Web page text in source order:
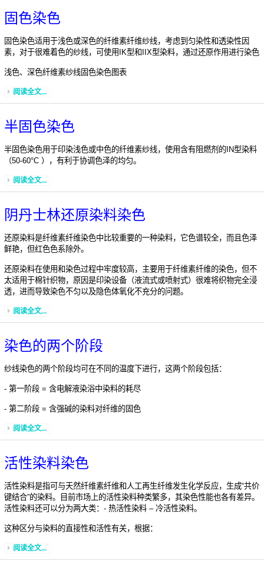
固色染色
固色染色适用于浅色或深色的纤维素纤维纱线，考虑到匀染性和透染性因
素，对于很难着色的纱线，可使用IK型和IIX型染料，通过还原作用进行染色
浅色、深色纤维素纱线固色染色图表
阅读全文...
半固色染色
半固色染色用于印染浅色或中色的纤维素纱线，使用含有阻燃剂的IN型染料
（50-60°C ），有利于协调色泽的均匀。
阅读全文...
阴丹士林还原染料染色
还原染料是纤维素纤维染色中比较重要的一种染料，它色谱较全，而且色泽
鲜艳，但红色色系除外。
还原染料在使用和染色过程中牢度较高，主要用于纤维素纤维的染色，但不
太适用于棉针织物，原因是印染设备（液流式或喷射式）很难将织物完全浸
透，进而导致染色不匀以及隐色体氧化不充分的问题。
阅读全文...
染色的两个阶段
纱线染色的两个阶段均可在不同的温度下进行，这两个阶段包括：
- 第一阶段 = 含电解液染浴中染料的耗尽
- 第二阶段 = 含强碱的染料对纤维的固色
阅读全文...
活性染料染色
活性染料是指可与天然纤维素纤维和人工再生纤维发生化学反应，生成“共价
键结合”的染料。目前市场上的活性染料种类繁多，其染色性能也各有差异。
活性染料还可以分为两大类：- 热活性染料 – 冷活性染料。
这种区分与染料的直接性和活性有关，根据：
阅读全文...